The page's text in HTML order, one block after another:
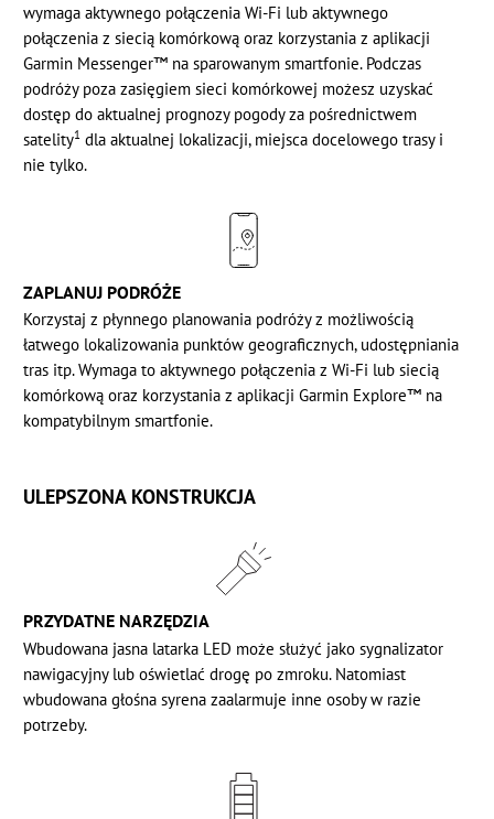
wymaga aktywnego połączenia Wi-Fi lub aktywnego
połączenia z siecią komórkową oraz korzystania z aplikacji
Garmin Messenger™ na sparowanym smartfonie. Podczas
podróży poza zasięgiem sieci komórkowej możesz uzyskać
dostęp do aktualnej prognozy pogody za pośrednictwem
satelity1 dla aktualnej lokalizacji, miejsca docelowego trasy i
nie tylko.
ZAPLANUJ PODRÓŻE
Korzystaj z płynnego planowania podróży z możliwością
łatwego lokalizowania punktów geograficznych, udostępniania
tras itp. Wymaga to aktywnego połączenia z Wi-Fi lub siecią
komórkową oraz korzystania z aplikacji Garmin Explore™ na
kompatybilnym smartfonie.
ULEPSZONA KONSTRUKCJA
PRZYDATNE NARZĘDZIA
Wbudowana jasna latarka LED może służyć jako sygnalizator
nawigacyjny lub oświetlać drogę po zmroku. Natomiast
wbudowana głośna syrena zaalarmuje inne osoby w razie
potrzeby.